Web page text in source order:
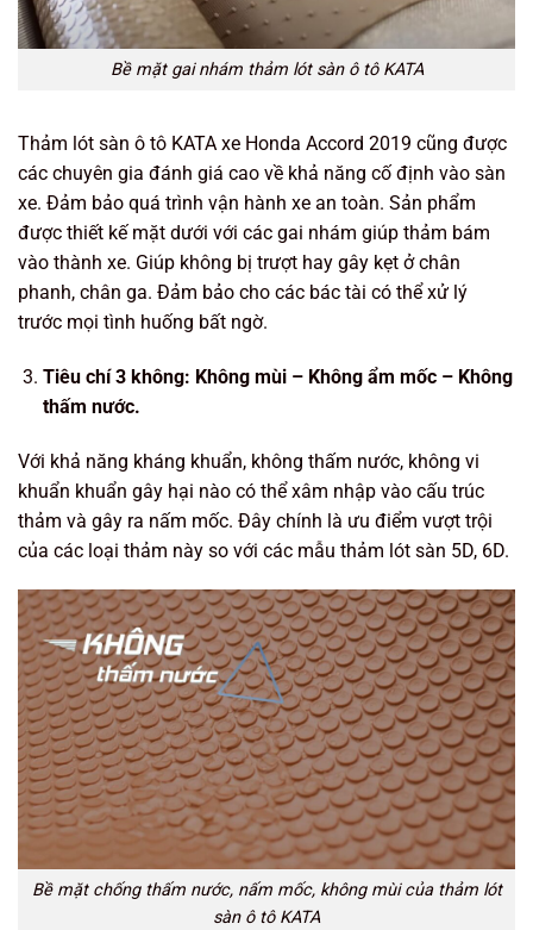
Bề mặt gai nhám thảm lót sàn ô tô KATA
Thảm lót sàn ô tô KATA xe Honda Accord 2019 cũng được
các chuyên gia đánh giá cao về khả năng cố định vào sàn
xe. Đảm bảo quá trình vận hành xe an toàn. Sản phẩm
được thiết kế mặt dưới với các gai nhám giúp thảm bám
vào thành xe. Giúp không bị trượt hay gây kẹt ở chân
phanh, chân ga. Đảm bảo cho các bác tài có thể xử lý
trước mọi tình huống bất ngờ.
Tiêu chí 3 không: Không mùi – Không ẩm mốc – Không
thấm nước.
Với khả năng kháng khuẩn, không thấm nước, không vi
khuẩn khuẩn gây hại nào có thể xâm nhập vào cấu trúc
thảm và gây ra nấm mốc. Đây chính là ưu điểm vượt trội
của các loại thảm này so với các mẫu thảm lót sàn 5D, 6D.
Bề mặt chống thấm nước, nấm mốc, không mùi của thảm lót
sàn ô tô KATA